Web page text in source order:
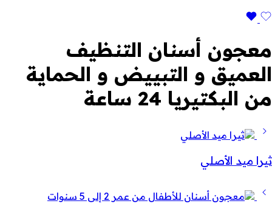
معجون أسنان التنظيف
العميق و التبييض و الحماية
من البكتيريا 24 ساعة
ثيرا ميد الأصلي